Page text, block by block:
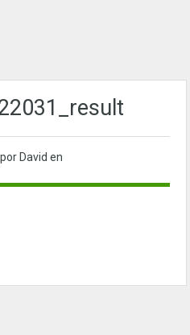
por David en